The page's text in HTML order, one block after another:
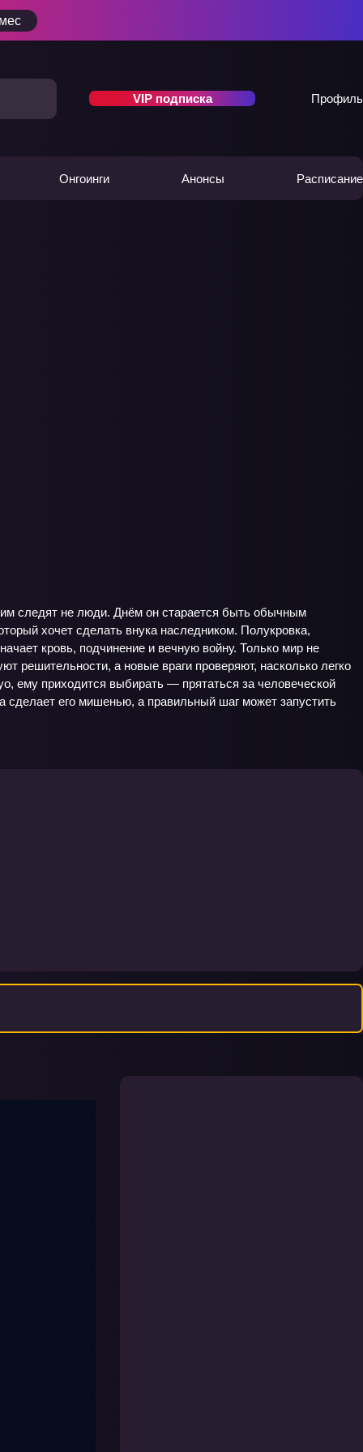
VIP подписка Профиль
Онгоинги Анонсы Расписание
следят не люди. Днём он старается быть обычным
хочет сделать внука наследником. Полукровка,
кровь, подчинение и вечную войну. Только мир не
решительности, а новые враги проверяют, насколько легко
ему приходится выбирать — прятаться за человеческой
сделает его мишенью, а правильный шаг может запустить